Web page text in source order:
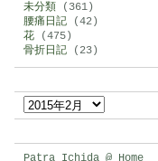
未分類 (361)
腰痛日記 (42)
花 (475)
骨折日記 (23)
Patra Ichida @ Home